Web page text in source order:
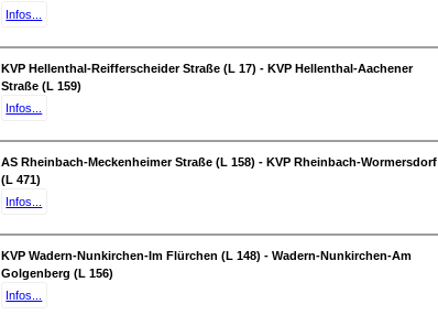
Infos...
KVP Hellenthal-Reifferscheider Straße (L 17) - KVP Hellenthal-Aachener
Straße (L 159)
Infos...
AS Rheinbach-Meckenheimer Straße (L 158) - KVP Rheinbach-Wormersdorf
(L 471)
Infos...
KVP Wadern-Nunkirchen-Im Flürchen (L 148) - Wadern-Nunkirchen-Am
Golgenberg (L 156)
Infos...